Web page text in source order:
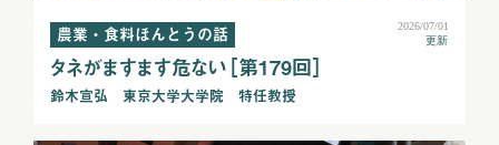
農業・食料ほんとうの話
2026/07/01
更新
タネがますます危ない［第179回］
鈴木宣弘 東京大学大学院 特任教授